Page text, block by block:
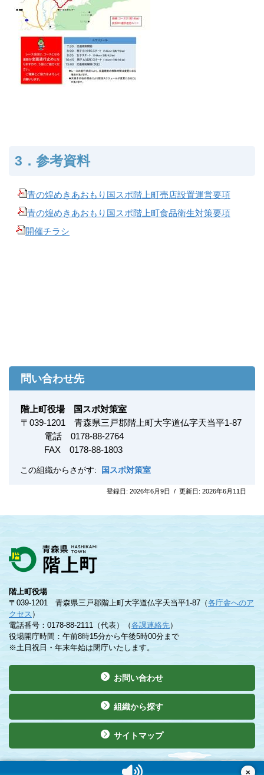
×
3．参考資料
青の煌めきあおもり国スポ階上町売店設置運営要項
青の煌めきあおもり国スポ階上町食品衛生対策要項
開催チラシ
問い合わせ先
階上町役場 国スポ対策室
〒 039-1201
青森県三戸郡階上町大字道仏字天当平1-87
電話 0178-88-2764
FAX 0178-88-1803
この組織からさがす: 国スポ対策室
登録日: 2026年6月9日 / 更新日: 2026年6月11日
階上町役場
〒039-1201 青森県三戸郡階上町大字道仏字天当平1-87（各庁舎へのア
クセス ）
電話番号：0178-88-2111（代表）（各課連絡先）
役場開庁時間：午前8時15分から午後5時00分まで
※土日祝日・年末年始は閉庁いたします。
お問い合わせ
組織から探す
サイトマップ
©Copyright 2019 Hashikami Town. All rights reserved.